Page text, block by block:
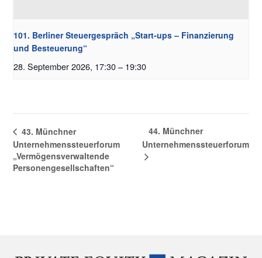
101. Berliner Steuergespräch „Start-ups – Finanzierung
und Besteuerung“
28. September 2026, 17:30 – 19:30
43. Münchner
Unternehmenssteuerforum
„Vermögensverwaltende
Personengesellschaften“
44. Münchner
Unternehmenssteuerforum